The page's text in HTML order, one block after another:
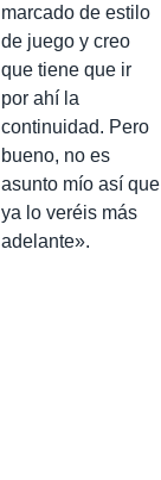
marcado de estilo
de juego y creo
que tiene que ir
por ahí la
continuidad. Pero
bueno, no es
asunto mío así que
ya lo veréis más
adelante».